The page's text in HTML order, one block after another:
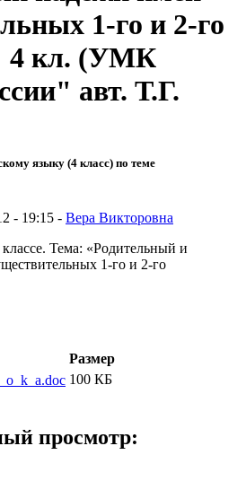
1-го и 2-го
4 кл. (УМК
авт. Т.Г.
языку (4 класс) по теме
- 19:15 - Вера Викторовна
Тема: «Родительный и
1-го и 2-го
Размер
100 КБ
просмотр: